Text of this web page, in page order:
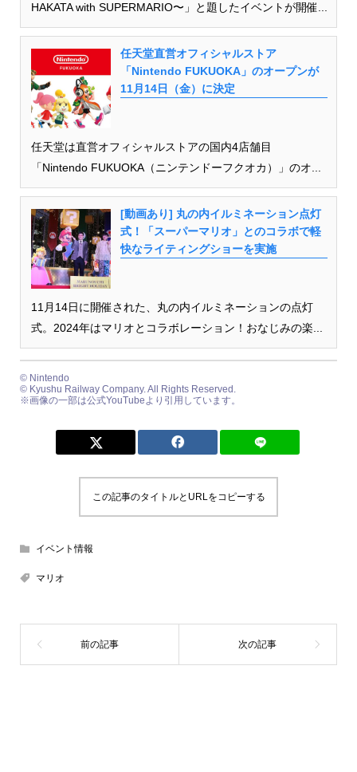
HAKATA with SUPERMARIO〜」と題したイベントが開催...
任天堂直営オフィシャルストア
「Nintendo FUKUOKA」のオープンが
11月14日（金）に決定
任天堂は直営オフィシャルストアの国内4店舗目
「Nintendo FUKUOKA（ニンテンドーフクオカ）」のオ...
[動画あり] 丸の内イルミネーション点灯
式！「スーパーマリオ」とのコラボで軽
快なライティングショーを実施
11月14日に開催された、丸の内イルミネーションの点灯
式。2024年はマリオとコラボレーション！おなじみの楽...
© Nintendo
© Kyushu Railway Company. All Rights Reserved.
※画像の一部は公式YouTubeより引用しています。
この記事のタイトルとURLをコピーする
イベント情報
マリオ